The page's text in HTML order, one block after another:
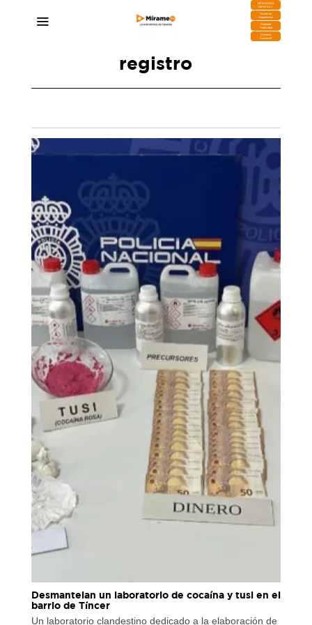
DESCARGA
MIRAPLAY
Buzón de
Sugerencias
Contratar
Publicidad
Contacto
Comercial
registro
Desmantelan un laboratorio de cocaína y tusi en el
barrio de Tíncer
Un laboratorio clandestino dedicado a la elaboración de